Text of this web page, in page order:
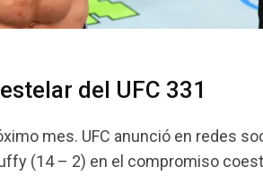
del UFC 331
mes. UFC anunció en redes
(14 – 2) en el compromiso